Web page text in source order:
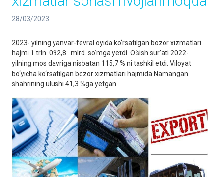
28/03/2023
2023- yilning yanvar-fevral oyida ko‘rsatilgan bozor xizmatlari
hajmi 1 trln. 092,8 mlrd. so‘mga yetdi. O‘sish surʼati 2022-
yilning mos davriga nisbatan 115,7 % ni tashkil etdi. Viloyat
bo‘yicha ko‘rsatilgan bozor xizmatlari hajmida Namangan
shahrining ulushi 41,3 %ga yetgan.